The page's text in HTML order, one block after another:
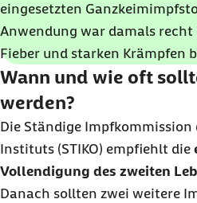
eingesetzten
Anwendung war damals
Fieber und starken Krämpfen
Wann und wie oft
werden?
Die Ständige Impfkommission
Instituts (STIKO) empfiehlt die
Vollendigung des zweiten
Danach sollten zwei weitere